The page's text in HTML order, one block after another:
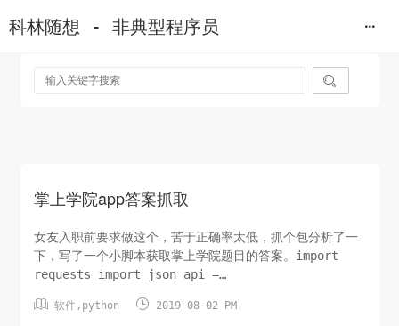
科林随想 - 非典型程序员

掌上学院app答案抓取
女友入职前要求做这个，苦于正确率太低，抓个包分析了一
下，写了一个小脚本获取掌上学院题目的答案。import
requests import json api =
header = { 'dt': '1561878996041', 'rs':
 软件, python  2019-08-02 PM